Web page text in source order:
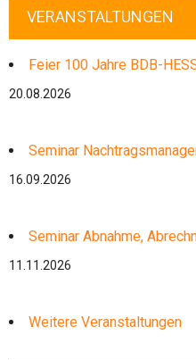
VERANSTALTUNGEN
Feier 100 Jahre BDB-
20.08.2026
Seminar
16.09.2026
Seminar Abnahme,
11.11.2026
Weitere Veranstaltungen